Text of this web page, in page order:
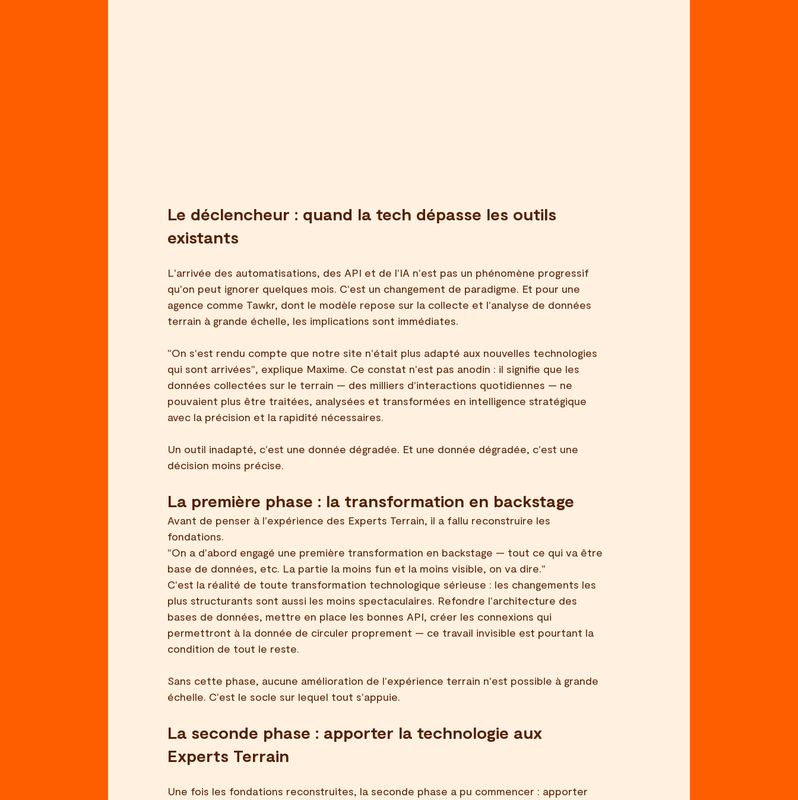
Le déclencheur : quand la tech dépasse les outils
existants
L'arrivée des automatisations, des API et de l'IA n'est pas un phénomène progressif
qu'on peut ignorer quelques mois. C'est un changement de paradigme. Et pour une
agence comme Tawkr, dont le modèle repose sur la collecte et l'analyse de données
terrain à grande échelle, les implications sont immédiates.
"On s'est rendu compte que notre site n'était plus adapté aux nouvelles technologies
qui sont arrivées", explique Maxime. Ce constat n'est pas anodin : il signifie que les
données collectées sur le terrain — des milliers d'interactions quotidiennes — ne
pouvaient plus être traitées, analysées et transformées en intelligence stratégique
avec la précision et la rapidité nécessaires.
Un outil inadapté, c'est une donnée dégradée. Et une donnée dégradée, c'est une
décision moins précise.
La première phase : la transformation en backstage
Avant de penser à l'expérience des Experts Terrain, il a fallu reconstruire les
fondations.
"On a d'abord engagé une première transformation en backstage — tout ce qui va être
base de données, etc. La partie la moins fun et la moins visible, on va dire."
C'est la réalité de toute transformation technologique sérieuse : les changements les
plus structurants sont aussi les moins spectaculaires. Refondre l'architecture des
bases de données, mettre en place les bonnes API, créer les connexions qui
permettront à la donnée de circuler proprement — ce travail invisible est pourtant la
condition de tout le reste.
Sans cette phase, aucune amélioration de l'expérience terrain n'est possible à grande
échelle. C'est le socle sur lequel tout s'appuie.
La seconde phase : apporter la technologie aux
Experts Terrain
Une fois les fondations reconstruites, la seconde phase a pu commencer : apporter